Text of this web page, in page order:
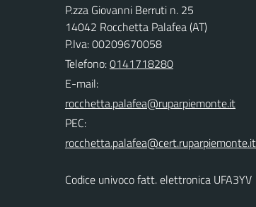
P.zza Giovanni Berruti n. 25
14042 Rocchetta Palafea (AT)
P.Iva: 00209670058
Telefono:0141718280
E-mail:
PEC:
Codice univoco fatt. elettronica UFA3YV